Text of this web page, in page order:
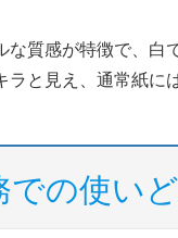
な質感が特徴で、
と見え、通常紙に
での使い